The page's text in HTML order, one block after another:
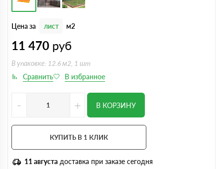
Цена за лист м2
11 470 руб
В упаковке: 12.6 м2, 1 шт
- + В КОРЗИНУ
КУПИТЬ В 1 КЛИК
11 августа доставка при заказе сегодня